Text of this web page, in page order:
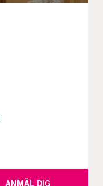
ANMÄL DIG